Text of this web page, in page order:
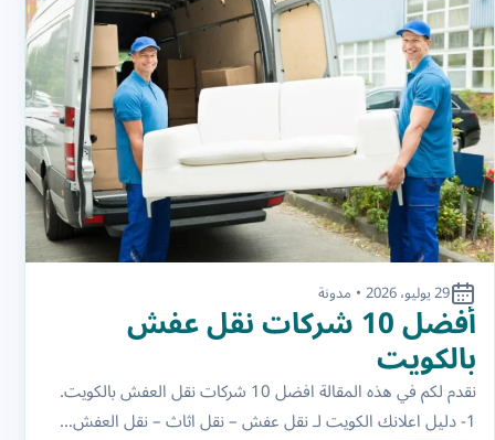
29 يوليو، 2026 • مدونة
أفضل 10 شركات نقل عفش
بالكويت
نقدم لكم في هذه المقالة افضل 10 شركات نقل العفش بالكويت.
1- دليل اعلانك الكويت لـ نقل عفش – نقل اثاث – نقل العفش…